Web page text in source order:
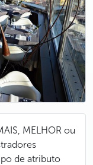
MELHOR ou
de atributo